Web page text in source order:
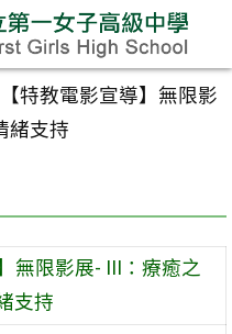
【特教電影宣導】無限影
緒支持
無限影展- III：療癒之
支持